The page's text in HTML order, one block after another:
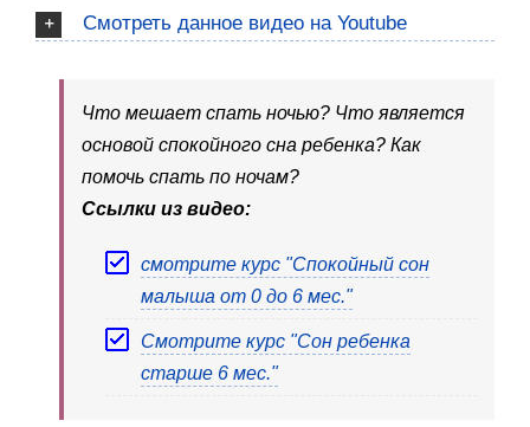
Смотреть данное видео на Youtube
Что мешает спать ночью? Что является
основой спокойного сна ребенка? Как
помочь спать по ночам?
Ссылки из видео:
смотрите курс "Спокойный сон
малыша от 0 до 6 мес."
Смотрите курс "Сон ребенка
старше 6 мес."